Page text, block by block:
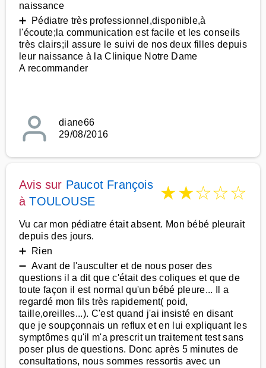
naissance
➕ Pédiatre très professionnel,disponible,à
l'écoute;la communication est facile et les conseils
très clairs;il assure le suivi de nos deux filles depuis
leur naissance à la Clinique Notre Dame
A recommander
diane66
29/08/2016
Avis sur Paucot François
àTOULOUSE ★★☆☆☆
Vu car mon pédiatre était absent. Mon bébé pleurait
depuis des jours.
➕ Rien
➖ Avant de l'ausculter et de nous poser des
questions il a dit que c'était des coliques et que de
toute façon il est normal qu'un bébé pleure... Il a
regardé mon fils très rapidement( poid,
taille,oreilles...). C'est quand j'ai insisté en disant
que je soupçonnais un reflux et en lui expliquant les
symptômes qu'il m'a prescrit un traitement test sans
poser plus de questions. Donc après 5 minutes de
consultations, nous sommes ressortis avec un